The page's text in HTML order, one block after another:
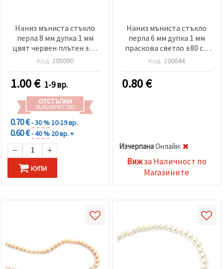
Наниз мъниста стъкло
перла 8 мм дупка 1 мм
цвят червен плътен ±80
см ±110 броя
Код: 105090
1.00€ 1-9 вр.
ОТСТЪПКИ
ЗА КОЛИЧЕСТВО
0.70 €- 30 %10-19 вр.
0.60 €- 40 % 20 вр. +
КУПИ
Наниз мъниста стъкло
перла 6 мм дупка 1 мм
праскова светло ±80 см
±140 броя
Код: 100644
0.80€
ИзчерпанаOнлайн:
Вижза Наличност по
Магазините